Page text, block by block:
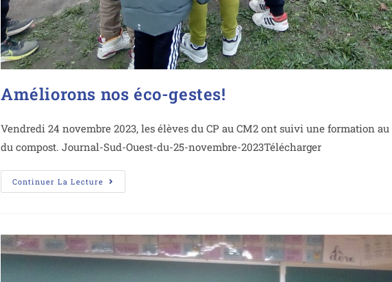
Améliorons nos éco-gestes!
Vendredi 24 novembre 2023, les élèves du CP au CM2 ont suivi une formation
du compost. Journal-Sud-Ouest-du-25-novembre-2023Télécharger
Continuer La Lecture